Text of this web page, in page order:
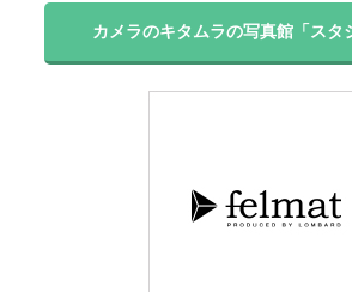
カメラのキタムラの写真館「スタ